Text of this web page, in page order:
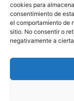
cookies para
consentimiento de
el comportamiento de
sitio. No consentir o
negativamente a
HISTORIA